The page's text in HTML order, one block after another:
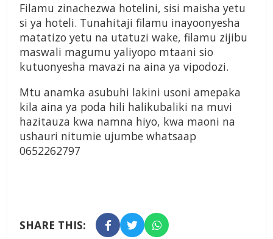
Filamu zinachezwa hotelini, sisi maisha yetu
si ya hoteli. Tunahitaji filamu inayoonyesha
matatizo yetu na utatuzi wake, filamu zijibu
maswali magumu yaliyopo mtaani sio
kutuonyesha mavazi na aina ya vipodozi.
Mtu anamka asubuhi lakini usoni amepaka
kila aina ya poda hili halikubaliki na muvi
hazitauza kwa namna hiyo, kwa maoni na
ushauri nitumie ujumbe whatsaap
0652262797
SHARE THIS: